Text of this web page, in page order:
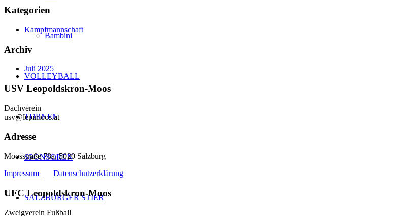
Bambini
VOLLEYBALL
TURNEN
SPONSOREN
SALZBURGER STIER
Kategorien
Kampfmannschaft
Archiv
Juli 2025
USV Leopoldskron-Moos
Dachverein
usv@lepimoos.at
Adresse
Moosstraße 78a, 5020 Salzburg
Impressum
Datenschutzerklärung
UFC Leopoldskron-Moos
Zweigverein Fußball